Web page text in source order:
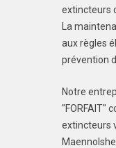
extincteurs
La
aux règles
prévention
Notre
"FORFAIT"
extincteurs